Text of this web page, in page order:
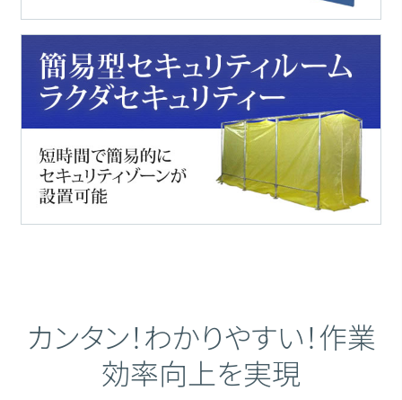
カンタン！わかりやすい！作業
効率向上を実現